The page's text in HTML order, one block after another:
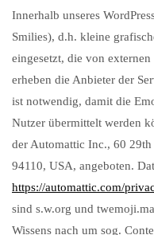
Innerhalb unseres
Smilies), d.h. kleine
eingesetzt, die von
erheben die Anbieter der
ist notwendig, damit die
Nutzer übermittelt werden
der Automattic Inc., 60 29th
94110, USA, angeboten.
https://automattic.com/
sind s.w.org und
Wissens nach um sog.